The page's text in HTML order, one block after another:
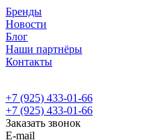
Бренды
Новости
Блог
Наши партнёры
Контакты
+7 (925) 433-01-66
+7 (925) 433-01-66
Заказать звонок
E-mail